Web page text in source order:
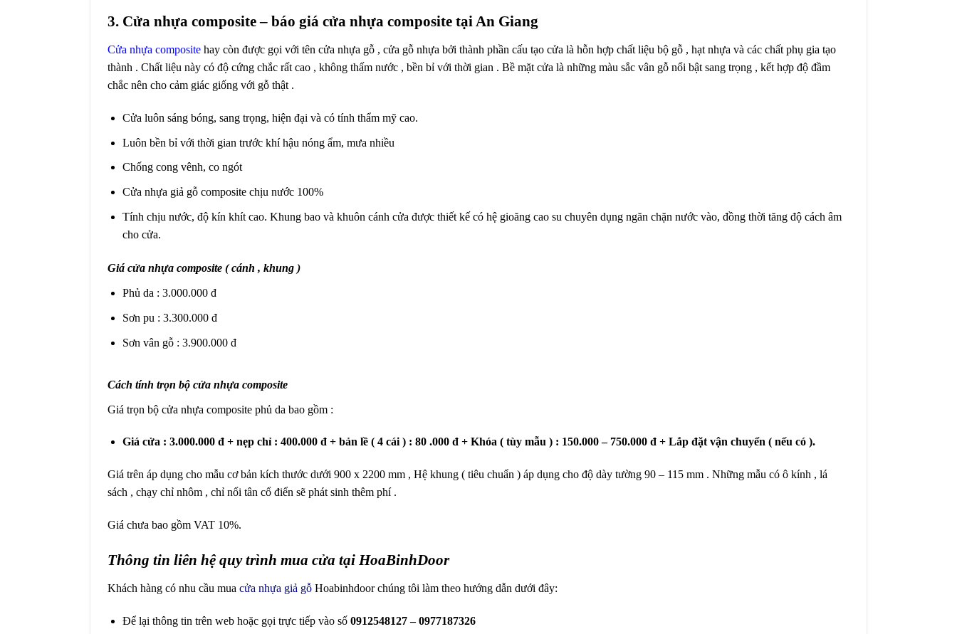
3. Cửa nhựa composite – báo giá cửa nhựa composite tại An Giang
Cửa nhựa composite hay còn được gọi với tên cửa nhựa gỗ , cửa gỗ nhựa bởi thành phần cấu tạo cửa là hỗn hợp chất liệu bộ gỗ , hạt nhựa và các chất phụ gia tạo
thành . Chất liệu này có độ cứng chắc rất cao , không thấm nước , bền bỉ với thời gian . Bề mặt cửa là những màu sắc vân gỗ nổi bật sang trọng , kết hợp độ đầm
chắc nên cho cảm giác giống với gỗ thật .
Cửa luôn sáng bóng, sang trọng, hiện đại và có tính thẩm mỹ cao.
Luôn bền bỉ với thời gian trước khí hậu nóng ẩm, mưa nhiều
Chống cong vênh, co ngót
Cửa nhựa giả gỗ composite chịu nước 100%
Tính chịu nước, độ kín khít cao. Khung bao và khuôn cánh cửa được thiết kế có hệ gioăng cao su chuyên dụng ngăn chặn nước vào, đồng thời tăng độ cách âm
cho cửa.
Giá cửa nhựa composite ( cánh , khung )
Phủ da : 3.000.000 đ
Sơn pu : 3.300.000 đ
Sơn vân gỗ : 3.900.000 đ
Cách tính trọn bộ cửa nhựa composite
Giá trọn bộ cửa nhựa composite phủ da bao gồm :
Giá cửa : 3.000.000 đ + nẹp chỉ : 400.000 đ + bản lề ( 4 cái ) : 80 .000 đ + Khóa ( tùy mẫu ) : 150.000 – 750.000 đ + Lắp đặt vận chuyển ( nếu có ).
Giá trên áp dụng cho mẫu cơ bản kích thước dưới 900 x 2200 mm , Hệ khung ( tiêu chuẩn ) áp dụng cho độ dày tường 90 – 115 mm . Những mẫu có ô kính , lá
sách , chạy chỉ nhôm , chỉ nổi tân cổ điển sẽ phát sinh thêm phí .
Giá chưa bao gồm VAT 10%.
Thông tin liên hệ quy trình mua cửa tại HoaBinhDoor
Khách hàng có nhu cầu mua cửa nhựa giả gỗ Hoabinhdoor chúng tôi làm theo hướng dẫn dưới đây:
Để lại thông tin trên web hoặc gọi trực tiếp vào số 0912548127 – 0977187326